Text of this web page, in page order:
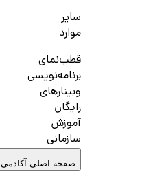
سایر
موارد
قطب‌نمای
برنامه‌نویسی
وبینارهای
رایگان
آموزش
سازمانی
صفحه اصلی آکادمی